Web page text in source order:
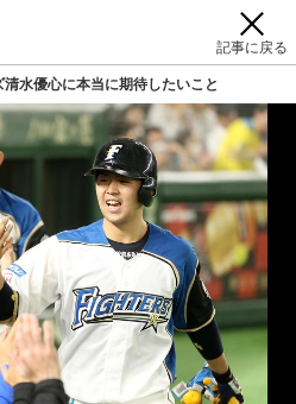
記事に戻る
水優心に本当に期待したいこと